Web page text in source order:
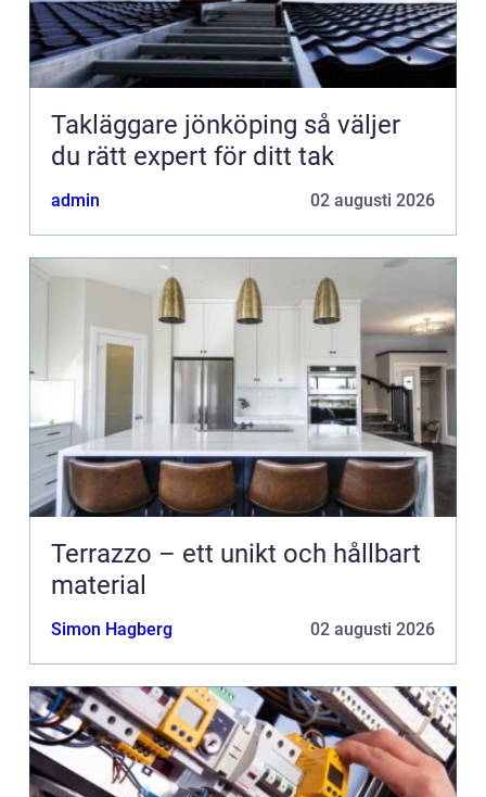
Takläggare jönköping så väljer
du rätt expert för ditt tak
admin 02 augusti 2026
Terrazzo – ett unikt och hållbart
material
Simon Hagberg 02 augusti 2026